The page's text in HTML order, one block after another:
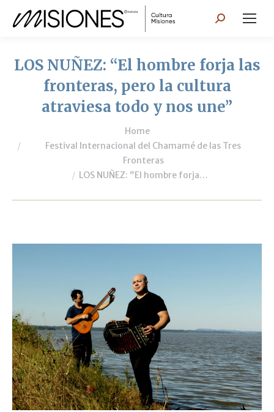
Search:
LOS NUÑEZ: “El hombre forja las
fronteras, pero la cultura
atraviesa todo y nos une”
Home
Festival Internacional del Chamamé de las Tres
Fronteras
LOS NUÑEZ: “El hombre forja…